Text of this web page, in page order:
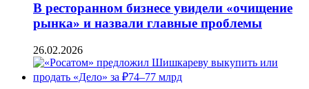
В ресторанном бизнесе увидели «очищение
рынка» и назвали главные проблемы
26.02.2026